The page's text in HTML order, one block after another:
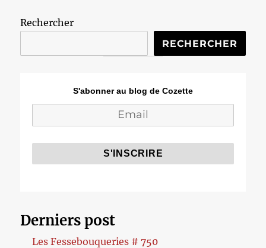
Rechercher
RECHERCHER
S'abonner au blog de Cozette
Derniers post
Les Fessebouqueries # 750